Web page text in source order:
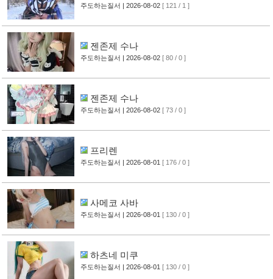
주도하는질서 | 2026-08-02 [ 121 / 1 ]
젠존제 수나
주도하는질서 | 2026-08-02 [ 80 / 0 ]
젠존제 수나
주도하는질서 | 2026-08-02 [ 73 / 0 ]
프리렌
주도하는질서 | 2026-08-01 [ 176 / 0 ]
사메코 사바
주도하는질서 | 2026-08-01 [ 130 / 0 ]
하츠네 미쿠
주도하는질서 | 2026-08-01 [ 130 / 0 ]